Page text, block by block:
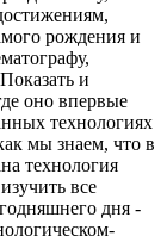
рождения и
и
оно впервые
технологиях
мы знаем, что в
технология
все
дня -